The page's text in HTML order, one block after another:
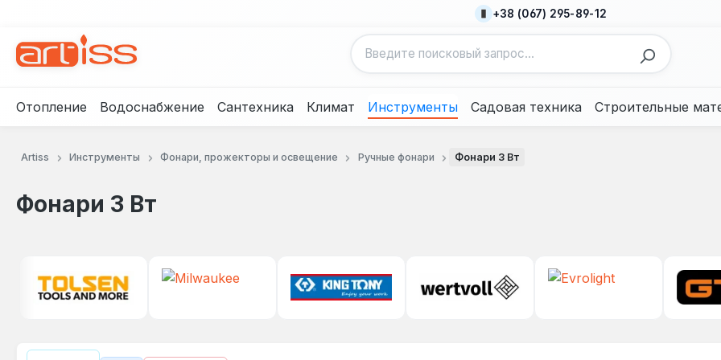
+38 (067) 295-89-12
Отопление Водоснабжение Сантехника Климат Инструменты Садовая техника Строительные
Artiss Инструменты Фонари, прожекторы и освещение Ручные фонари Фонари 3 Вт
Фонари 3 Вт